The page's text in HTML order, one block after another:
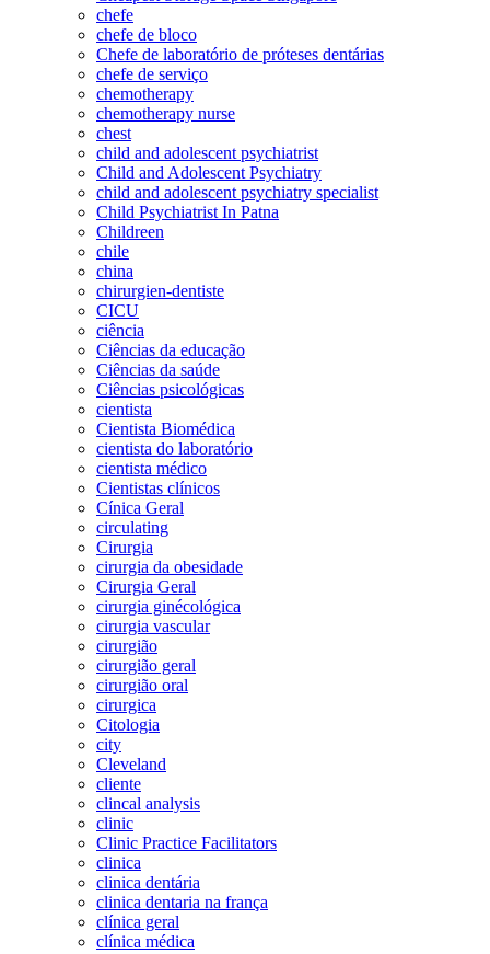
chefe
chefe de bloco
Chefe de laboratório de próteses dentárias
chefe de serviço
chemotherapy
chemotherapy nurse
chest
child and adolescent psychiatrist
Child and Adolescent Psychiatry
child and adolescent psychiatry specialist
Child Psychiatrist In Patna
Childreen
chile
china
chirurgien-dentiste
CICU
ciência
Ciências da educação
Ciências da saúde
Ciências psicológicas
cientista
Cientista Biomédica
cientista do laboratório
cientista médico
Cientistas clínicos
Cínica Geral
circulating
Cirurgia
cirurgia da obesidade
Cirurgia Geral
cirurgia ginécológica
cirurgia vascular
cirurgião
cirurgião geral
cirurgião oral
cirurgica
Citologia
city
Cleveland
cliente
clincal analysis
clinic
Clinic Practice Facilitators
clinica
clinica dentária
clinica dentaria na frança
clínica geral
clínica médica